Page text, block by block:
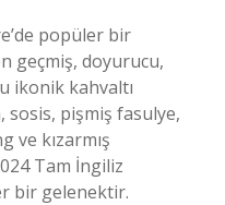
popüler bir
geçmiş, doyurucu,
ikonik kahvaltı
sosis, pişmiş fasulye,
ve kızarmış
Tam İngiliz
bir gelenektir.